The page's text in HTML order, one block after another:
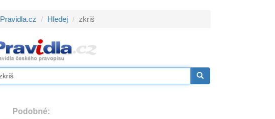
Pravidla.cz Hledej zkriš
Podobné: